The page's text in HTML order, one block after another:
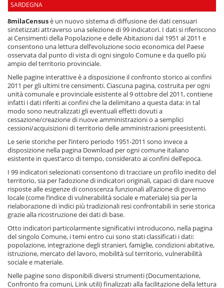
SARDEGNA
8milaCensusè un nuovo sistema di diffusione dei dati censuari
sintetizzati attraverso una selezione di 99 indicatori. I dati si riferiscono
ai Censimenti della Popolazione e delle Abitazioni dal 1951 al 2011 e
consentono una lettura dell’evoluzione socio economica del Paese
osservata dal punto di vista di ogni singolo Comune e da quello più
ampio del territorio provinciale.
Nelle pagine interattive è a disposizione il confronto storico ai confini
2011 per gli ultimi tre censimenti. Ciascuna pagina, costruita per ogni
unità comunale e provinciale esistente al 9 ottobre del 2011, contiene
infatti i dati riferiti ai confini che la delimitano a questa data: in tal
modo sono neutralizzati gli eventuali effetti dovuti a
cessazione/creazione di nuove amministrazioni o a semplici
cessioni/acquisizioni di territorio delle amministrazioni preesistenti.
Le serie storiche per l’intero periodo 1951-2011 sono invece a
disposizione nella pagina Download per ogni comune italiano
esistente in quest’arco di tempo, considerato ai confini dell’epoca.
I 99 indicatori selezionati consentono di tracciare un profilo inedito del
territorio, sia per l’adozione di indicatori originali, capaci di dare nuove
risposte alle esigenze di conoscenza funzionali all’azione di governo
locale (come l’indice di vulnerabilità sociale e materiale) sia per la
rielaborazione di indici più tradizionali resi confrontabili in serie storica
grazie alla ricostruzione dei dati di base.
Otto indicatori particolarmente significativi introducono, nella pagina
del singolo Comune, i temi entro cui sono stati classificati i dati:
popolazione, integrazione degli stranieri, famiglie, condizioni abitative,
istruzione, mercato del lavoro, mobilità sul territorio, vulnerabilità
sociale e materiale.
Nelle pagine sono disponibili diversi strumenti (Documentazione,
Confronto fra comuni, Link utili) finalizzati alla facilitazione della lettura